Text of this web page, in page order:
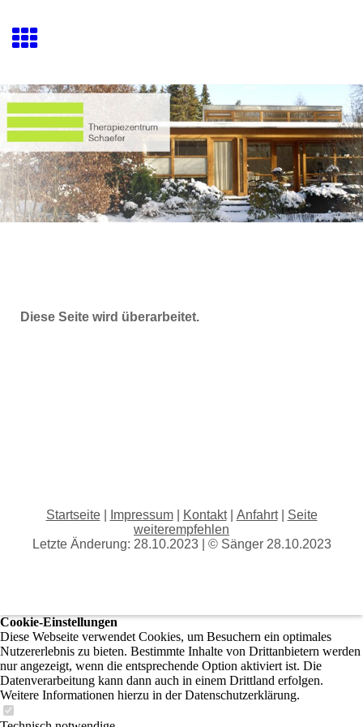
Diese Seite wird überarbeitet.
Startseite| Impressum| Kontakt| Anfahrt| Seite
weiterempfehlen
Letzte Änderung: 28.10.2023 | © Sänger 28.10.2023
Cookie-Einstellungen
Diese Webseite verwendet Cookies, um Besuchern ein optimales
Nutzererlebnis zu bieten. Bestimmte Inhalte von Drittanbietern werden
nur angezeigt, wenn die entsprechende Option aktiviert ist. Die
Datenverarbeitung kann dann auch in einem Drittland erfolgen.
Weitere Informationen hierzu in der Datenschutzerklärung.